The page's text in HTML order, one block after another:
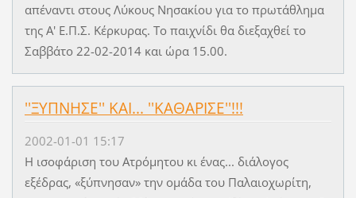
απέναντι στους Λύκους Νησακίου για το πρωτάθλημα
της Α' Ε.Π.Σ. Κέρκυρας. Το παιχνίδι θα διεξαχθεί το
Σαββάτο 22-02-2014 και ώρα 15.00.
''ΞΥΠΝΗΣΕ'' ΚΑΙ... ''ΚΑΘΑΡΙΣΕ''!!!
2002-01-01 15:17
Η ισοφάριση του Ατρόμητου κι ένας... διάλογος
εξέδρας, «ξύπνησαν» την ομάδα του Παλαιοχωρίτη,